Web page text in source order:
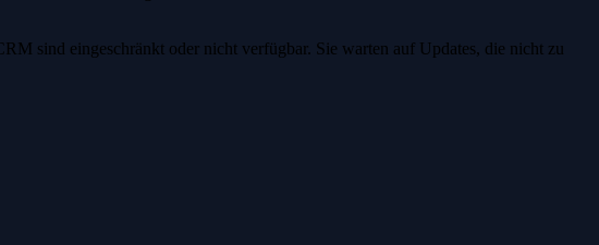
sind eingeschränkt oder nicht verfügbar. Sie warten auf Updates, die nicht zu